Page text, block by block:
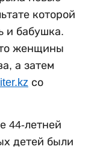
которой
и бабушка.
женщины
а затем
со
44-летней
детей были